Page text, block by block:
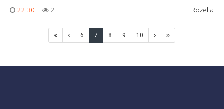
Rozella
22:30 2
6 7 8 9 10